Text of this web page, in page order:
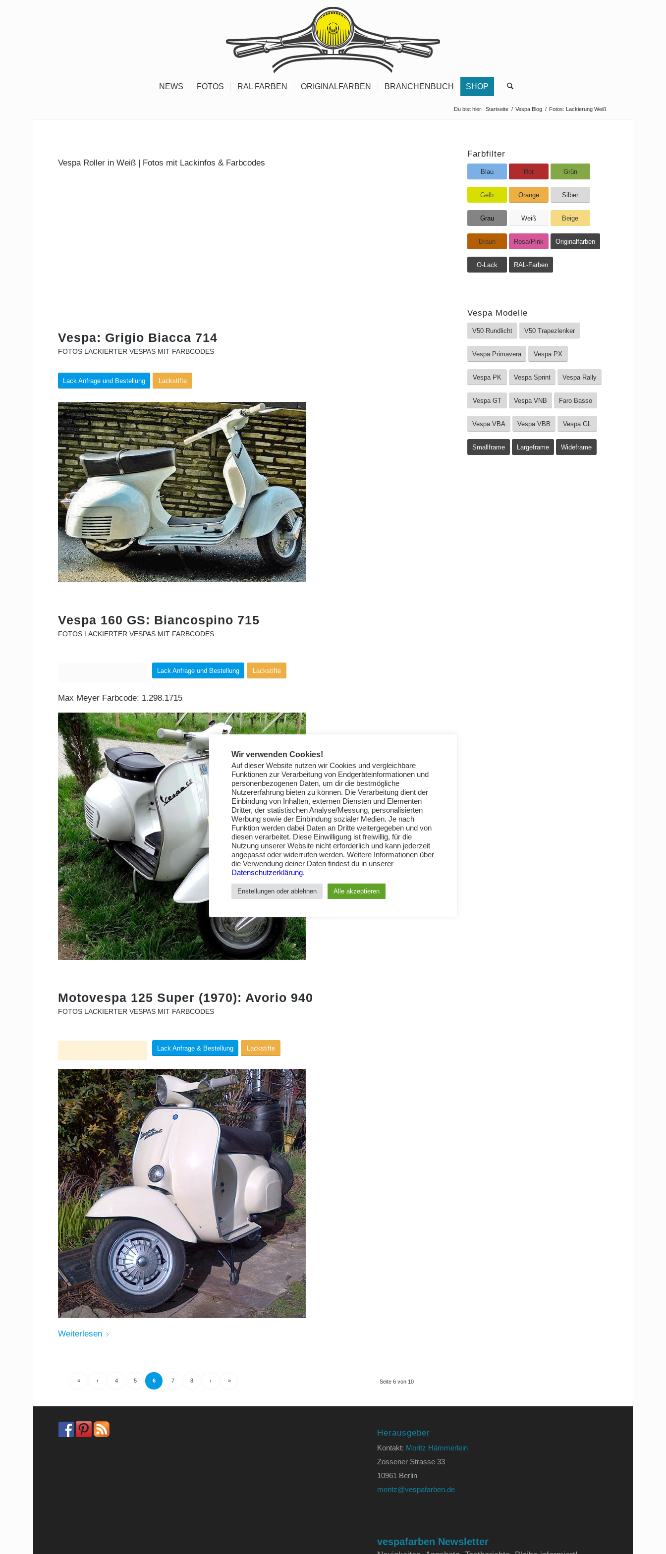
NEWS FOTOS RAL FARBEN ORIGINALFARBEN BRANCHENBUCH SHOP
Du bist hier: Startseite / Vespa Blog / Fotos: Lackierung Weiß
Vespa Roller in Weiß | Fotos mit Lackinfos & Farbcodes
Vespa: Grigio Biacca 714
FOTOS LACKIERTER VESPAS MIT FARBCODES
Lack Anfrage und Bestellung Lackstifte
Vespa 160 GS: Biancospino 715
FOTOS LACKIERTER VESPAS MIT FARBCODES
Lack Anfrage und Bestellung Lackstifte
Max Meyer Farbcode: 1.298.1715
Motovespa 125 Super (1970): Avorio 940
FOTOS LACKIERTER VESPAS MIT FARBCODES
Lack Anfrage & Bestellung Lackstifte
Weiterlesen
Seite 6 von 10
« ‹ 4 5 6 7 8 › »
Farbfilter
Blau Rot Grün
Gelb Orange Silber
Grau Weiß Beige
Braun Rosa/Pink Originalfarben
O-Lack RAL-Farben
Vespa Modelle
V50 Rundlicht V50 Trapezlenker
Vespa Primavera Vespa PX
Vespa PK Vespa Sprint Vespa Rally
Vespa GT Vespa VNB Faro Basso
Vespa VBA Vespa VBB Vespa GL
Smallframe Largeframe Wideframe
Herausgeber
Kontakt: Moritz Hämmerlein
Zossener Strasse 33
10961 Berlin
moritz@vespafarben.de
vespafarben Newsletter
Wir verwenden Cookies!
Auf dieser Website nutzen wir Cookies und vergleichbare
Funktionen zur Verarbeitung von Endgeräteinformationen und
personenbezogenen Daten, um dir die bestmögliche
Nutzererfahrung bieten zu können. Die Verarbeitung dient der
Einbindung von Inhalten, externen Diensten und Elementen
Dritter, der statistischen Analyse/Messung, personalisierten
Werbung sowie der Einbindung sozialer Medien. Je nach
Funktion werden dabei Daten an Dritte weitergegeben und von
diesen verarbeitet. Diese Einwilligung ist freiwillig, für die
Nutzung unserer Website nicht erforderlich und kann jederzeit
angepasst oder widerrufen werden. Weitere Informationen über
die Verwendung deiner Daten findest du in unserer
Datenschutzerklärung.
Enstellungen oder ablehnen Alle akzeptieren